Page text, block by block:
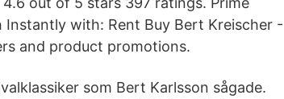
with: Rent Buy Bert Kreischer -
and product promotions.
som Bert Karlsson sågade.